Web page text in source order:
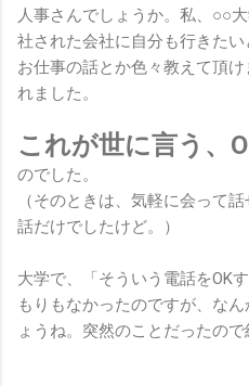
人事さんでしょうか。私、○○
社された会社に自分も行きたい
お仕事の話とか色々教えて頂
れました。
これが世に言う、
のでした。
（そのときは、気軽に会って
話だけでしたけど。）
大学で、「そういう電話をOK
もりもなかったのですが、な
ょうね。突然のことだったので